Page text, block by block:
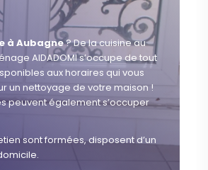
à Aubagne? De la cuisine au
AIDADOMI s’occupe de tout
aux horaires qui vous
un nettoyage de votre maison !
peuvent également s’occuper
sont formées, disposent d’un